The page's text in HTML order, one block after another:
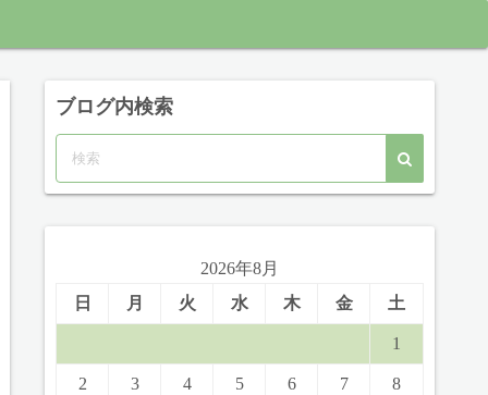
ブログ内検索
2026年8月
日
月 火 水 木 金 土
1
2 3 4 5 6 7 8